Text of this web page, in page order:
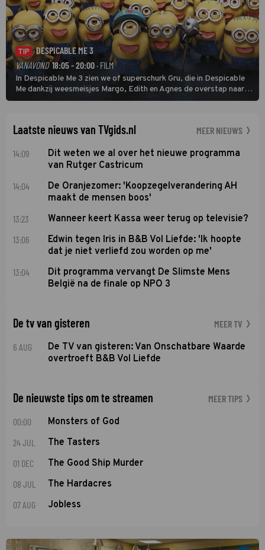
TIP
DESPICABLE ME 3
VANAVOND 18:05 - 20:00· FILM
In Despicable Me 3 zien we of superschurk Gru, die in Despicable
Me dankzij weesmeisjes Margo, Edith en Agnes de overstap naar
het rechte pad maakte, ook op dat pad weet te blijven.
Laatste nieuws van TVgids.nl MEER NIEUWS
14:09
Dit weten we al over het nieuwe programma
van Rutger Castricum
14:04
De Oranjezomer: 'Koopzegelverandering AH
maakt de mensen boos'
13:23 Wanneer keert Kassa weer terug op televisie?
13:06
Edwin tegen Iris in B&B Vol Liefde: 'Ik hoopte
dat je niet verliefd zou worden op me'
13:04
Dit programma vervangt De Slimste Mens
België na de finale op NPO 3
De tv van gisteren MEER TV
6 AUG
De TV van gisteren: Van Onschatbare Waarde
overtroeft B&B Vol Liefde
De nieuwste tips om te streamen MEER TIPS
00:00 Monsters of God
24 JUL The Tasters
01 DEC The Good Ship Murder
08 JUL The Hardacres
07 AUG Jobless